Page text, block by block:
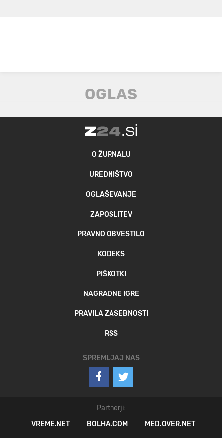
O ŽURNALU
UREDNIŠTVO
OGLAŠEVANJE
ZAPOSLITEV
PRAVNO OBVESTILO
KODEKS
PIŠKOTKI
NAGRADNE IGRE
PRAVILA ZASEBNOSTI
RSS
SPREMLJAJ NAS
Partnerji:
VREME.NET
BOLHA.COM MED.OVER.NET